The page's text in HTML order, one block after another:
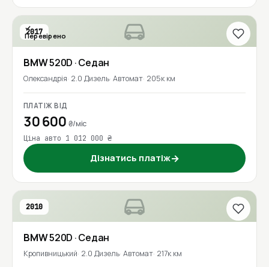
2017
Перевірено
BMW520D · Седан
Олександрія 2.0 Дизель Автомат 205к км
ПЛАТІЖ ВІД
30 600 ₴/міс
Ціна авто 1 012 000 ₴
Дізнатись платіж→
2010
BMW520D · Седан
Кропивницький 2.0 Дизель Автомат 217к км